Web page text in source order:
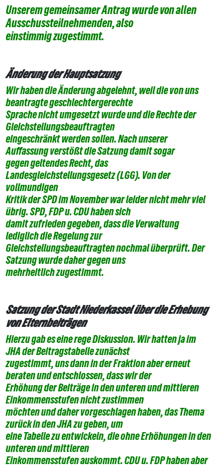
Unserem gemeinsamer Antrag wurde von allen
Ausschussteilnehmenden, also
einstimmigzugestimmt.
Änderung der Hauptsatzung
Wir haben die Änderung abgelehnt, weil die von uns
beantragte geschlechtergerechte
Sprache nicht umgesetzt wurde und die Rechte der
Gleichstellungsbeauftragten
eingeschränkt werden sollen. Nach unserer
Auffassung verstößt die Satzung damit sogar
gegen geltendes Recht, das
Landesgleichstellungsgesetz (LGG). Von der
vollmundigen
Kritik der SPD im November war leider nicht mehr viel
übrig. SPD, FDP u. CDU haben sich
damit zufrieden gegeben, dass die Verwaltung
lediglich die Regelung zur
Gleichstellungsbeauftragten nochmal überprüft. Der
Satzung wurde daher gegen uns
mehrheitlich zugestimmt.
Satzung der Stadt Niederkassel über die Erhebung
von Elternbeiträgen
Hierzu gab es eine rege Diskussion. Wir hatten ja im
JHA der Beitragstabelle zunächst
zugestimmt, uns dann in der Fraktion aber erneut
beraten und entschlossen, dass wir der
Erhöhung der Beiträge in den unteren und mittleren
Einkommensstufen nicht zustimmen
möchten und daher vorgeschlagen haben, das Thema
zurück in den JHA zu geben, um
eine Tabelle zu entwickeln, die ohne Erhöhungen in den
unteren und mittleren
Einkommensstufen auskommt. CDU u. FDP haben aber